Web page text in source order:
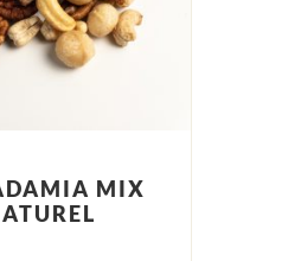
MIX